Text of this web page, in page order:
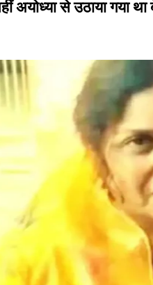
अयोध्या से उठाया गया